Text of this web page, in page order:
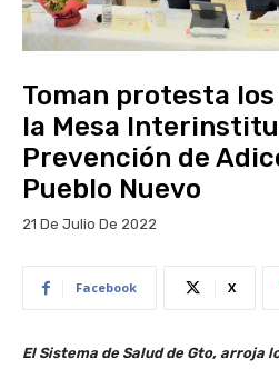
Toman protesta
la Mesa
Prevención de
Pueblo Nuevo
21 De Julio De 2022
Facebook X
El Sistema de Salud de Gto, arroja